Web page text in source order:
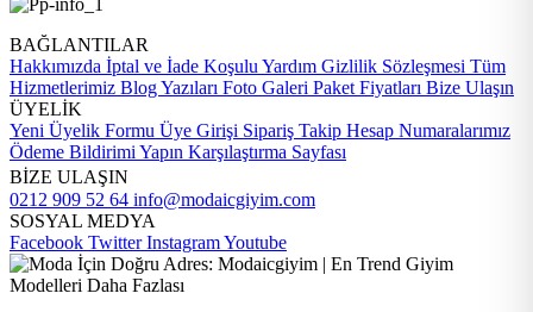
BAĞLANTILAR
Hakkımızda İptal ve İade Koşulu Yardım Gizlilik Sözleşmesi Tüm
Hizmetlerimiz Blog Yazıları Foto Galeri Paket Fiyatları Bize Ulaşın
ÜYELİK
Yeni Üyelik Formu Üye Girişi Sipariş Takip Hesap Numaralarımız
Ödeme Bildirimi Yapın Karşılaştırma Sayfası
BİZE ULAŞIN
0212 909 52 64 info@modaicgiyim.com
SOSYAL MEDYA
Facebook TwitterInstagramYoutube